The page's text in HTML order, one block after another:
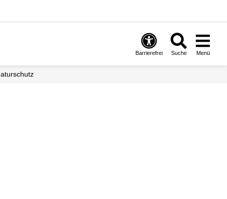
Barrierefrei Suche Menü
Naturschutz